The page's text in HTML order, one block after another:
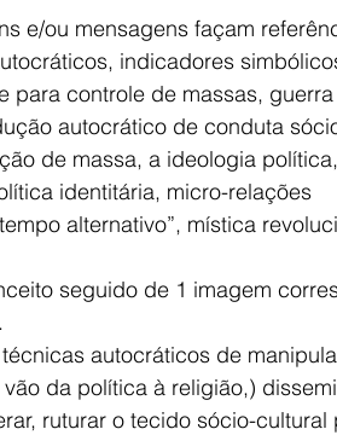
e/ou mensagens façam
indicadores
para controle de massas,
autocrático de conduta
de massa, a ideologia
identitária, micro-relações
alternativo”, mística
seguido de 1 imagem
autocráticos de
da política à religião,)
ruturar o tecido sócio-cultural